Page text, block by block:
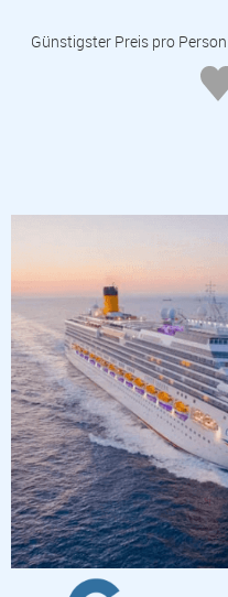
Günstigster Preis pro